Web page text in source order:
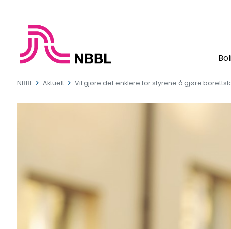
NBBL Aktuelt Vil gjøre det enklere for styrene å gjøre